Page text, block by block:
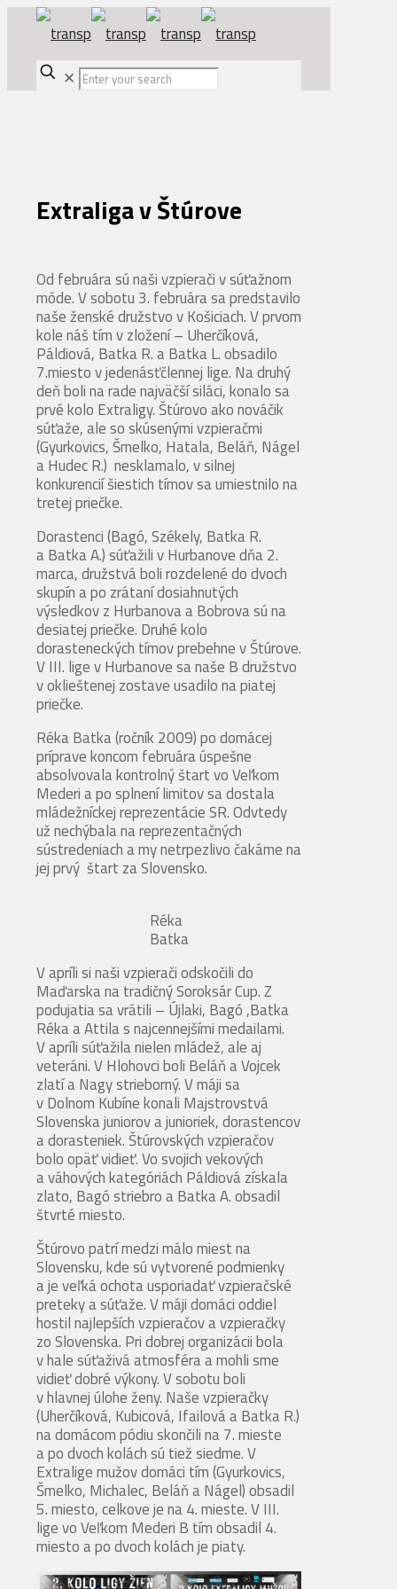
✕
Extraliga v Štúrove
Od februára sú naši vzpierači v súťažnom
móde. V sobotu 3. februára sa predstavilo
naše ženské družstvo v Košiciach. V prvom
kole náš tím v zložení – Uherčíková,
Páldiová, Batka R. a Batka L. obsadilo
7.miesto v jedenásťčlennej lige. Na druhý
deň boli na rade najväčší siláci, konalo sa
prvé kolo Extraligy. Štúrovo ako nováčik
súťaže, ale so skúsenými vzpieračmi
(Gyurkovics, Šmelko, Hatala, Beláň, Nágel
a Hudec R.) nesklamalo, v silnej
konkurencií šiestich tímov sa umiestnilo na
tretej priečke.
Dorastenci (Bagó, Székely, Batka R.
a Batka A.) súťažili v Hurbanove dňa 2.
marca, družstvá boli rozdelené do dvoch
skupín a po zrátaní dosiahnutých
výsledkov z Hurbanova a Bobrova sú na
desiatej priečke. Druhé kolo
dorasteneckých tímov prebehne v Štúrove.
V III. lige v Hurbanove sa naše B družstvo
v oklieštenej zostave usadilo na piatej
priečke.
Réka Batka (ročník 2009) po domácej
príprave koncom februára úspešne
absolvovala kontrolný štart vo Veľkom
Mederi a po splnení limitov sa dostala
mládežníckej reprezentácie SR. Odvtedy
už nechýbala na reprezentačných
sústredeniach a my netrpezlivo čakáme na
jej prvý štart za Slovensko.
Réka
Batka
V apríli si naši vzpierači odskočili do
Maďarska na tradičný Soroksár Cup. Z
podujatia sa vrátili – Újlaki, Bagó ,Batka
Réka a Attila s najcennejšími medailami.
V apríli súťažila nielen mládež, ale aj
veteráni. V Hlohovci boli Beláň a Vojcek
zlatí a Nagy strieborný. V máji sa
v Dolnom Kubíne konali Majstrovstvá
Slovenska juniorov a junioriek, dorastencov
a dorasteniek. Štúrovských vzpieračov
bolo opäť vidieť. Vo svojich vekových
a váhových kategóriách Páldiová získala
zlato, Bagó striebro a Batka A. obsadil
štvrté miesto.
Štúrovo patrí medzi málo miest na
Slovensku, kde sú vytvorené podmienky
a je veľká ochota usporiadať vzpieračské
preteky a súťaže. V máji domáci oddiel
hostil najlepších vzpieračov a vzpieračky
zo Slovenska. Pri dobrej organizácii bola
v hale súťaživá atmosféra a mohli sme
vidieť dobré výkony. V sobotu boli
v hlavnej úlohe ženy. Naše vzpieračky
(Uherčíková, Kubicová, Ifailová a Batka R.)
na domácom pódiu skončili na 7. mieste
a po dvoch kolách sú tiež siedme. V
Extralige mužov domáci tím (Gyurkovics,
Šmelko, Michalec, Beláň a Nágel) obsadil
5. miesto, celkove je na 4. mieste. V III.
lige vo Veľkom Mederi B tím obsadil 4.
miesto a po dvoch kolách je piaty.